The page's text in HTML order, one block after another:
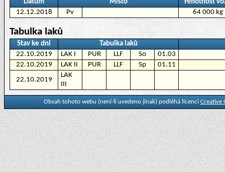
Datum Místo
Hmotnost
12.12.2018
Pv 64 000 kg
Tabulka laků
Stav ke dni
Tabulka laků
22.10.2019
LAK I PUR LLF So
01.03
22.10.2019
LAK II PUR LLF Sp
01.11
22.10.2019
LAK
III
Obsah tohoto webu (není-li uvedeno jinak) podléhá licenci Creative